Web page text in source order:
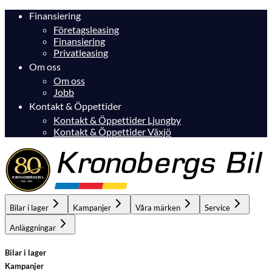
Finansiering
Företagsleasing
Finansiering
Privatleasing
Om oss
Om oss
Jobb
Kontakt & Öppettider
Kontakt & Öppettider Ljungby
Kontakt & Öppettider Växjö
Bilar i lager Kampanjer Våra märken Service
Anläggningar
Bilar i lager
Kampanjer